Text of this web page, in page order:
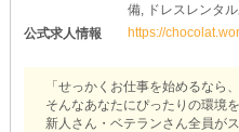
備, ドレスレンタ
公式求人情報
https://
「せっかくお仕事を始めるなら
そんなあなたにぴったりの環境
新人さん・ベテランさん全員が